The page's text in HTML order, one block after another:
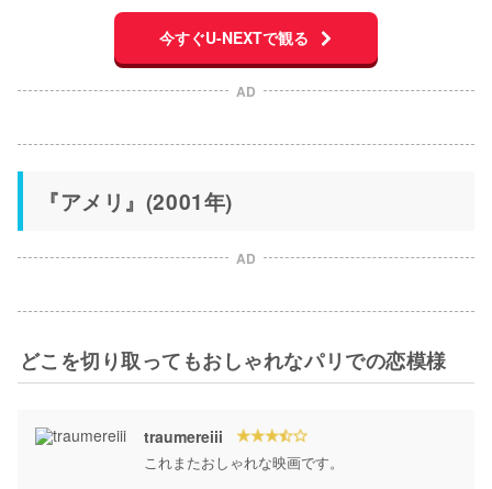
今すぐU-NEXTで観る
AD
『アメリ』(2001年)
AD
どこを切り取ってもおしゃれなパリでの恋模様
traumereiii
これまたおしゃれな映画です。